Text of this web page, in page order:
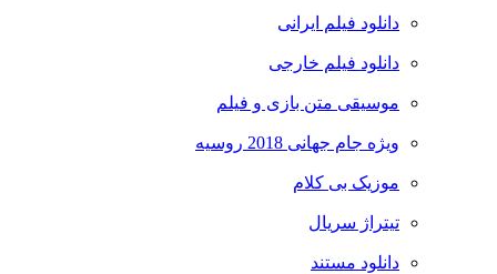
دانلود فیلم ایرانی
دانلود فیلم خارجی
موسیقی متن بازی و فیلم
ویژه جام جهانی 2018 روسیه
موزیک بی کلام
تیتراژ سریال
دانلود مستند